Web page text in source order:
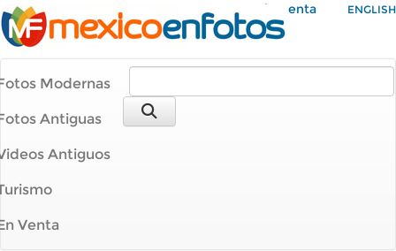
Mi Cuenta ENGLISH
Modernas
Antiguas
Antiguos
Venta